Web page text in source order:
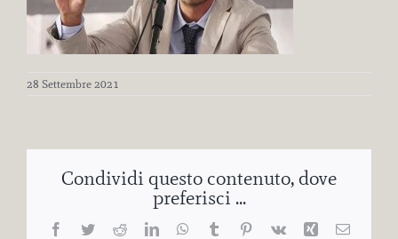
28 Settembre 2021
Condividi questo contenuto, dove
preferisci ...
Facebook
TwitterRedditLinkedInWhatsApp
TumblrPinterest
Vk Xing Email